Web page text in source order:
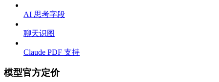
AI 思考字段
聊天识图
Claude PDF 支持
模型官方定价